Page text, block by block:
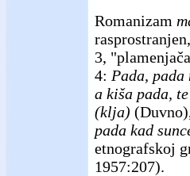
Romanizam
3,
4: Pada, pada
a kiša pada,
(klja)
pada kad
etnografskoj
1957:207).